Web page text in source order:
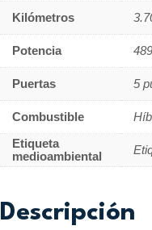
Kilómetros
Potencia
Puertas 5
Combustible
Etiqueta
medioambiental
Descripción